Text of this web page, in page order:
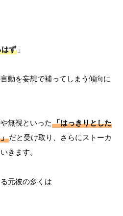
ず」
動を妄想で補ってしまう傾向に
無視といった 「はっきりとした
だと受け取り、さらにストーカ
きます。
元彼の多くは